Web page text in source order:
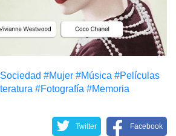
#Mujer #Música #Películas
#Fotografía #Memoria
Twitter Facebook